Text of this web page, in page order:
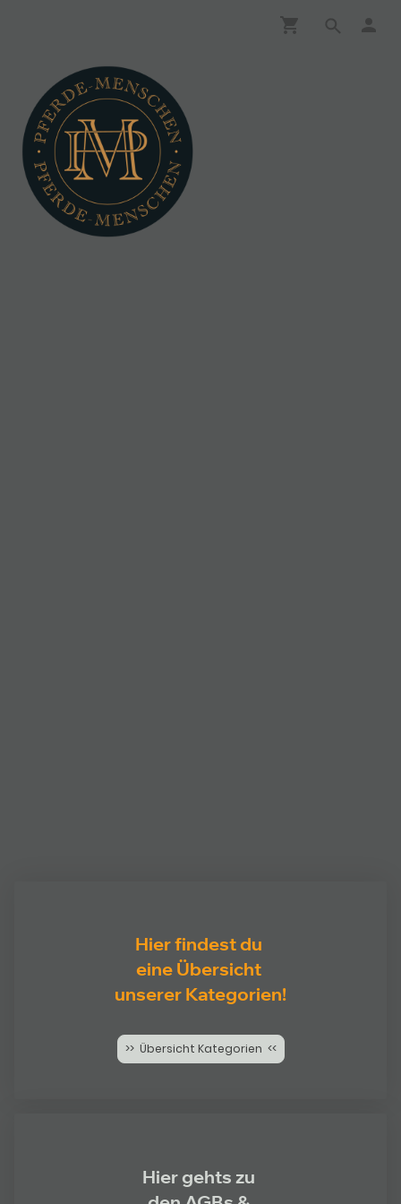
Hier findest du
eine Übersicht
unserer Kategorien!
>> Übersicht Kategorien <<
Hier gehts zu